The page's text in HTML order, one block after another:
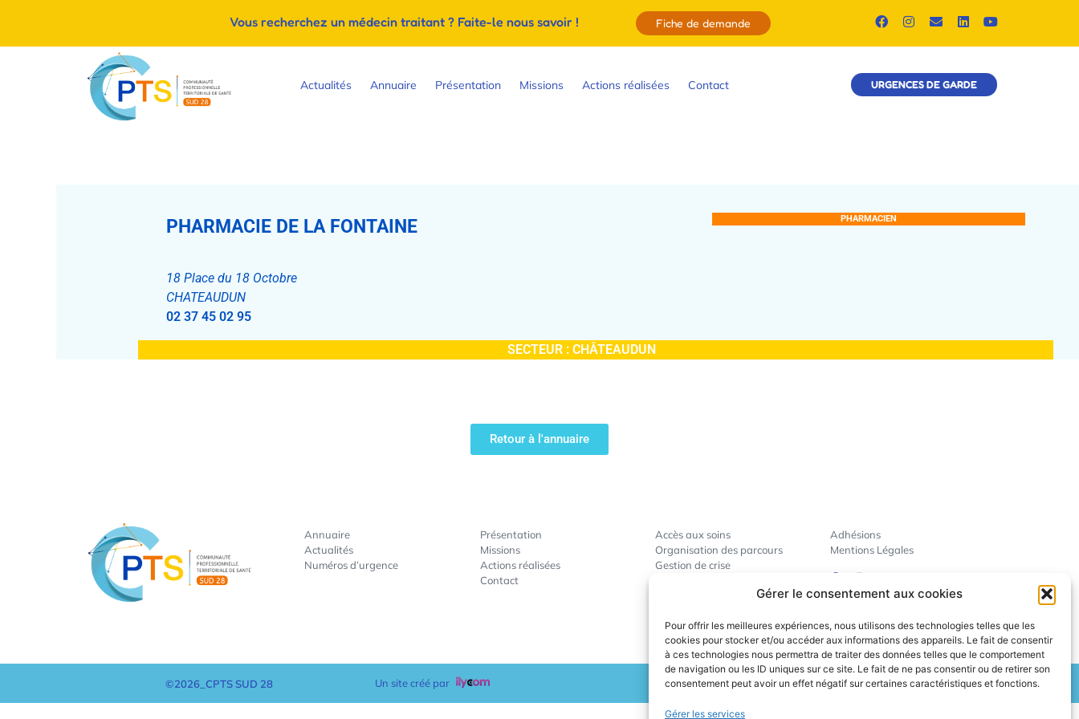
Gérer le consentement aux cookies
Pour offrir les meilleures expériences, nous utilisons des technologies telles que les
cookies pour stocker et/ou accéder aux informations des appareils. Le fait de consentir
à ces technologies nous permettra de traiter des données telles que le comportement
de navigation ou les ID uniques sur ce site. Le fait de ne pas consentir ou de retirer son
consentement peut avoir un effet négatif sur certaines caractéristiques et fonctions.
Gérer les services
Vous recherchez un médecin traitant ? Faite-le nous savoir ! Fiche de demande
Actualités Annuaire Présentation Missions Actions réalisées Contact URGENCES DE GARDE
PHARMACIE DE LA FONTAINE PHARMACIEN
18 Place du 18 Octobre
CHATEAUDUN
02 37 45 02 95
SECTEUR : CHÂTEAUDUN
Retour à l'annuaire
Annuaire
Actualités
Numéros d’urgence
Présentation
Missions
Actions réalisées
Contact
Accès aux soins
Organisation des parcours
Gestion de crise
Accompagnement des pros
Adhésions
Mentions Légales
©2026_CPTS SUD 28 Un site créé par